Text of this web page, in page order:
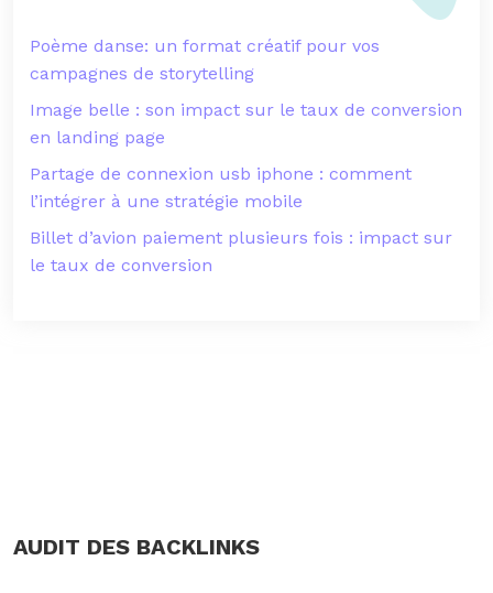
Poème danse: un format créatif pour vos
campagnes de storytelling
Image belle : son impact sur le taux de conversion
en landing page
Partage de connexion usb iphone : comment
l’intégrer à une stratégie mobile
Billet d’avion paiement plusieurs fois : impact sur
le taux de conversion
AUDIT DES BACKLINKS